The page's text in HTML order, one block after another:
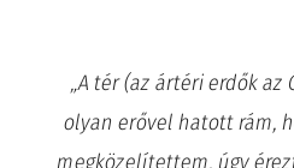
„A tér (az ártéri erdők az
olyan erővel hatott rám,
megközelítettem, úgy